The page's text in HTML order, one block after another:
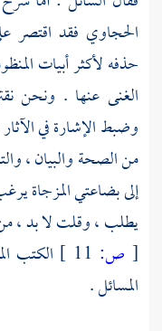
الحجاوي فقد اقتصر
حذفه لأكثر أبيات
الغنى عنها . ونحن
وضبط الإشارة في
من الصحة والبيان ،
إلى بضاعتي المزجاة
يطلب ، وقلت لا بد ،
[ ص:
الكتب
المسائل .